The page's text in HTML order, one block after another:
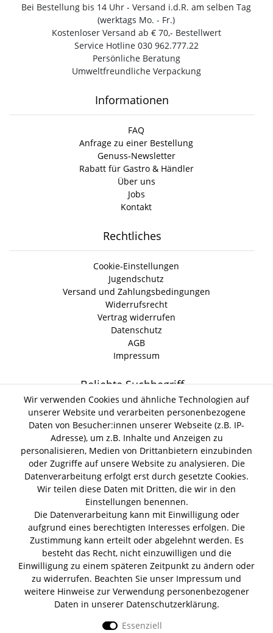
Bei Bestellung bis 14 Uhr - Versand i.d.R. am selben Tag
(werktags Mo. - Fr.)
Kostenloser Versand ab € 70,- Bestellwert
Service Hotline 030 962.777.22
Persönliche Beratung
Umweltfreundliche Verpackung
Informationen
FAQ
Anfrage zu einer Bestellung
Genuss-Newsletter
Rabatt für Gastro & Händler
Über uns
Jobs
Kontakt
Rechtliches
Cookie-Einstellungen
Jugendschutz
Versand und Zahlungsbedingungen
Widerrufsrecht
Vertrag widerrufen
Datenschutz
AGB
Impressum
Beliebte Suchbegriff
Gin Tonic Kokoswasser Lind Lime GinMonkey 47 Gin
Erdnussöl Alpako Gin Isle of Harris GinThomas
Henry Hendrick s Gin Gin Tasting BoxSan Marzano
Tomaten Boar Gin Summer GinAlbaöl Tartufi Pralinen
Fever Tree 1724 TonicFentimans Tonic
Lagerverkauf
Lifestyle & Genuss Abhollager
Wolfenerstr. 32-34
Tor 1 I Haus B I 1. OG
12681 Berlin
Unsere Zahlungsarten
Wir verwenden Cookies und ähnliche Technologien auf
unserer Website und verarbeiten personenbezogene
Daten von Besucher:innen unserer Webseite (z.B. IP-
Adresse), um z.B. Inhalte und Anzeigen zu
personalisieren, Medien von Drittanbietern einzubinden
oder Zugriffe auf unsere Website zu analysieren. Die
Datenverarbeitung erfolgt erst durch gesetzte Cookies.
Wir teilen diese Daten mit Dritten, die wir in den
Einstellungen benennen.
Die Datenverarbeitung kann mit Einwilligung oder
aufgrund eines berechtigten Interesses erfolgen. Die
Zustimmung kann erteilt oder abgelehnt werden. Es
besteht das Recht, nicht einzuwilligen und die
Einwilligung zu einem späteren Zeitpunkt zu ändern oder
zu widerrufen. Beachten Sie unser Impressum und
weitere Hinweise zur Verwendung personenbezogener
Daten in unserer Daten­schutz­erklärung.
Essenziell